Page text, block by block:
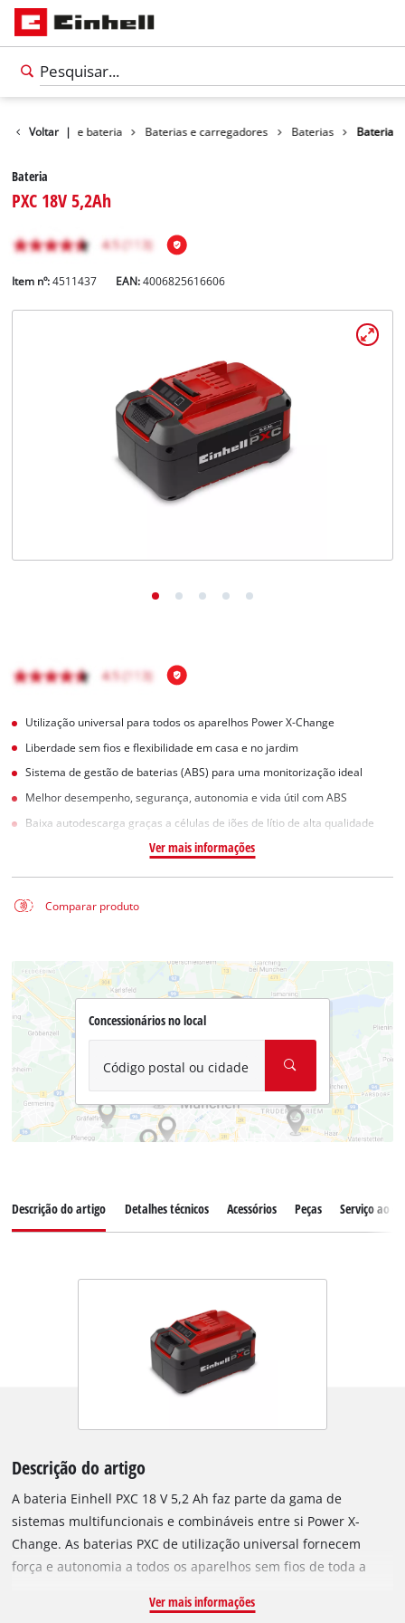
Voltar |
Sistema de bateria Baterias e carregadores Baterias Bateria
Bateria
PXC 18V 5,2Ah
Item nº: 4511437 EAN:4006825616606
Utilização universal para todos os aparelhos Power X-Change
Liberdade sem fios e flexibilidade em casa e no jardim
Sistema de gestão de baterias (ABS) para uma monitorização ideal
Melhor desempenho, segurança, autonomia e vida útil com ABS
Baixa autodescarga graças a células de iões de lítio de alta qualidade
Ver mais informações
Comparar produto
Concessionários no local
Código postal ou cidade
Descrição do artigo Detalhes técnicos Acessórios Peças Serviço ao
Descrição do artigo
A bateria Einhell PXC 18 V 5,2 Ah faz parte da gama de
sistemas multifuncionais e combináveis entre si Power X-
Change. As baterias PXC de utilização universal fornecem
força e autonomia a todos os aparelhos sem fios de toda a
efeito de memória e à autodescarga típica das baterias para
Ver mais informações